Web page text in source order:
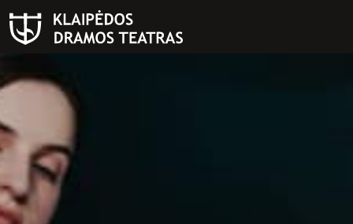
Teatras